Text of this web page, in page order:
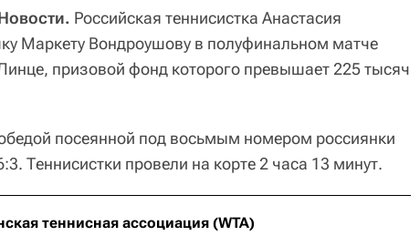
Российская теннисистка Анастасия
Маркету Вондроушову в полуфинальном матче
призовой фонд которого превышает 225 тысяч
посеянной под восьмым номером россиянки
Теннисистки провели на корте 2 часа 13 минут.
теннисная ассоциация (WTA)